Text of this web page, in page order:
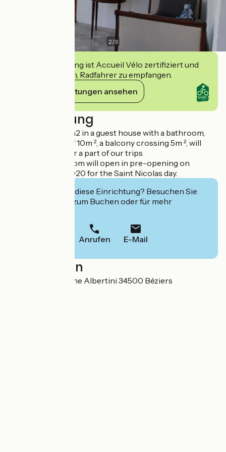
2/3
Diese Einrichtung ist Accueil Vélo zertifiziert und
verpflichtet sich, Radfahrer zu empfangen.
Ihre Verpflichtungen ansehen
Beschreibung
This room of 29 m2 in a guest house with a bathroom,
toilet, a veranda of 10m ², a balcony crossing 5m ², will
make you discover a part of our trips
The treatment room will open in pre-opening on
December 6th, 2020 for the Saint Nicolas day.
Interessiert Sie diese Einrichtung? Besuchen Sie
deren Website zum Buchen oder für mehr
Anrufen E-Mail
Localisation
16 Avenue Enseigne Albertini 34500 Béziers